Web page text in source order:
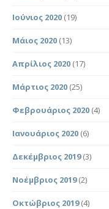
Ιούνιος 2020 (19)
Μάιος 2020 (13)
Απρίλιος 2020 (17)
Μάρτιος 2020 (25)
Φεβρουάριος 2020 (4)
Ιανουάριος 2020 (6)
Δεκέμβριος 2019(3)
Νοέμβριος 2019(2)
Οκτώβριος 2019(4)